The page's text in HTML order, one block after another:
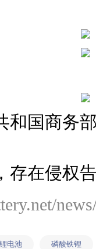
和国商务
存在侵权
锂电池 磷酸铁锂